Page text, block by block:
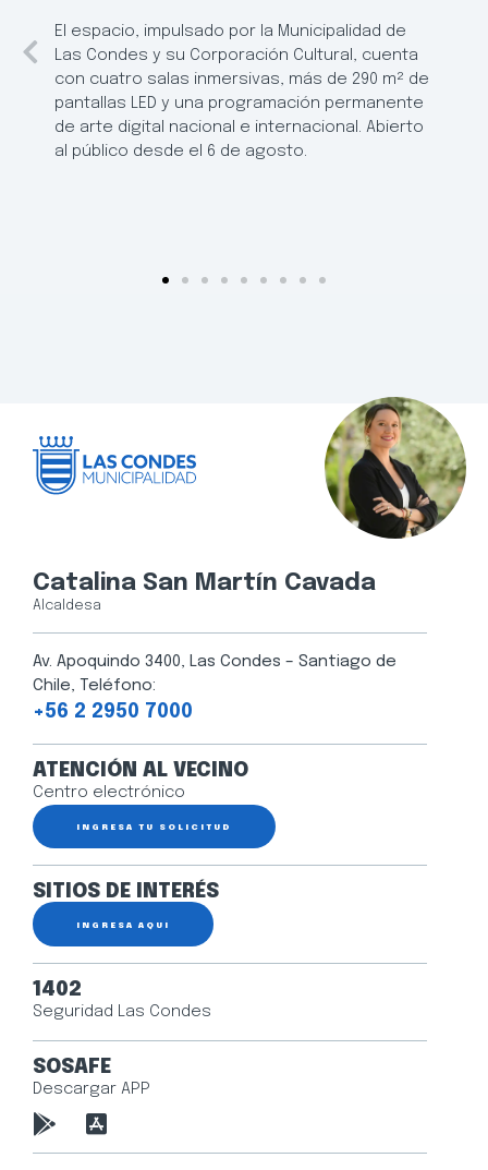
El espacio, impulsado por la Municipalidad de
Las Condes y su Corporación Cultural, cuenta
con cuatro salas inmersivas, más de 290 m² de
pantallas LED y una programación permanente
de arte digital nacional e internacional. Abierto
al público desde el 6 de agosto.
Catalina San Martín Cavada
Alcaldesa
Av. Apoquindo 3400, Las Condes – Santiago de
Chile, Teléfono:
+56 2 2950 7000
ATENCIÓN AL VECINO
Centro electrónico
INGRESA TU SOLICITUD
SITIOS DE INTERÉS
INGRESA AQUÍ
1402
Seguridad Las Condes
SOSAFE
Descargar APP